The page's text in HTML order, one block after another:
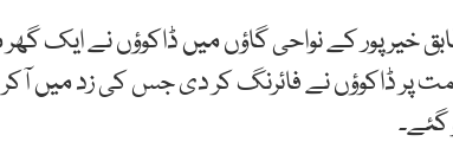
خیر پور کے نواحی گاؤں میں ڈاکوؤں نے ایک
ڈاکوؤں نے فائرنگ کر دی جس کی زد میں آکر